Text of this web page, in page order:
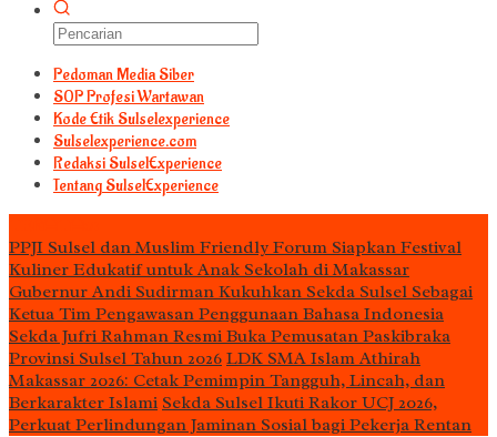
Pedoman Media Siber
S0P Profesi Wartawan
Kode Etik Sulselexperience
Sulselexperience.com
Redaksi SulselExperience
Tentang SulselExperience
PPJI Sulsel dan Muslim Friendly Forum Siapkan Festival
Kuliner Edukatif untuk Anak Sekolah di Makassar
Gubernur Andi Sudirman Kukuhkan Sekda Sulsel Sebagai
Ketua Tim Pengawasan Penggunaan Bahasa Indonesia
Sekda Jufri Rahman Resmi Buka Pemusatan Paskibraka
Provinsi Sulsel Tahun 2026 LDK SMA Islam Athirah
Makassar 2026: Cetak Pemimpin Tangguh, Lincah, dan
Berkarakter Islami Sekda Sulsel Ikuti Rakor UCJ 2026,
Perkuat Perlindungan Jaminan Sosial bagi Pekerja Rentan